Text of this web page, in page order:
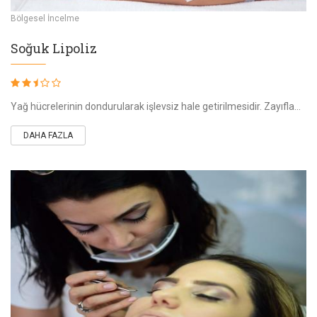
Bölgesel İncelme
Soğuk Lipoliz
DAHA FAZLA